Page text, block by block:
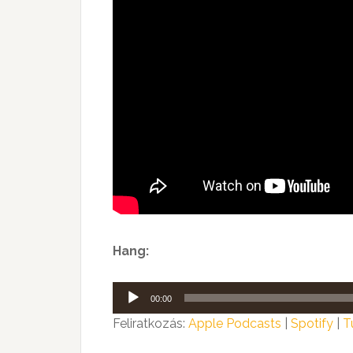
Hang:
Audió
lejátszó
00:00
Feliratkozás: Apple Podcasts Spotify